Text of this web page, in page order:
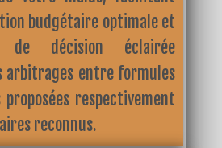
budgétaire optimale et
décision éclairée
arbitrages entre formules
respectivement
reconnus.